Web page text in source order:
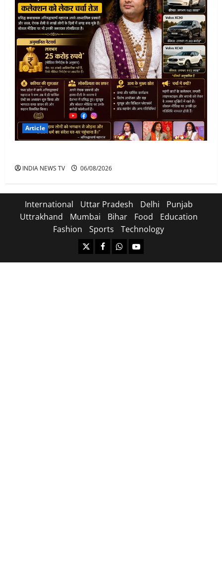
Article
INDIA NEWS TV 06/08/2026
International Uttar Pradesh Delhi
Punjab
Uttrakhand
Mumbai Bihar Food
Education
Fashion
Sports Technology
https://x.com
facebook.com
https:/whatsapp.com/
Youtube.com